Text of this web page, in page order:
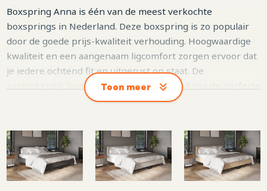
Boxspring Anna is één van de meest verkochte
boxsprings in Nederland. Deze boxspring is zo populair
door de goede prijs-kwaliteit verhouding. Hoogwaardige
kwaliteit en een aangenaam ligcomfort zorgen ervoor dat
je iedere ochtend fit en uitgerust op staat. De
aantrekkelijk lage prijs maakt boxspring Anna de perfecte
keuze voor starters, of mensen die op zoek zijn naar een
Boxspring Anna is geproduceerd en gecontroleerd door
onze fabriek in Nederland. Alle onderdelen van deze set
vallen onder een garantie van twee jaar. Doordat wij de
boxspring zelf ontwerpen, produceren, direct aan de
Toon meer